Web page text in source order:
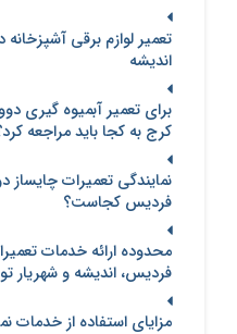
تعمیر لوازم برقی
اندیشه
برای تعمیر آبمیوه گیری
کرج به کجا باید مراجعه
نمایندگی تعمیرات چایساز
فردیس کجاست؟
محدوده ارائه خدمات
فردیس، اندیشه و شهریار
مزایای استفاده از خدمات